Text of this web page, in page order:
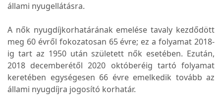
állami nyugellátásra.
A nők nyugdíjkorhatárának emelése tavaly kezdődött
meg 60 évről fokozatosan 65 évre; ez a folyamat 2018-
ig tart az 1950 után született nők esetében. Ezután,
2018 decemberétől 2020 októberéig tartó folyamat
keretében egységesen 66 évre emelkedik tovább az
állami nyugdíjra jogosító korhatár.